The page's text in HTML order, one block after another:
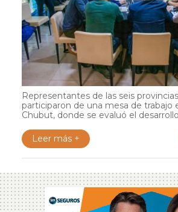
Representantes de las seis
participaron de una mesa de trabajo
Chubut, donde se evaluó el
Leer más +